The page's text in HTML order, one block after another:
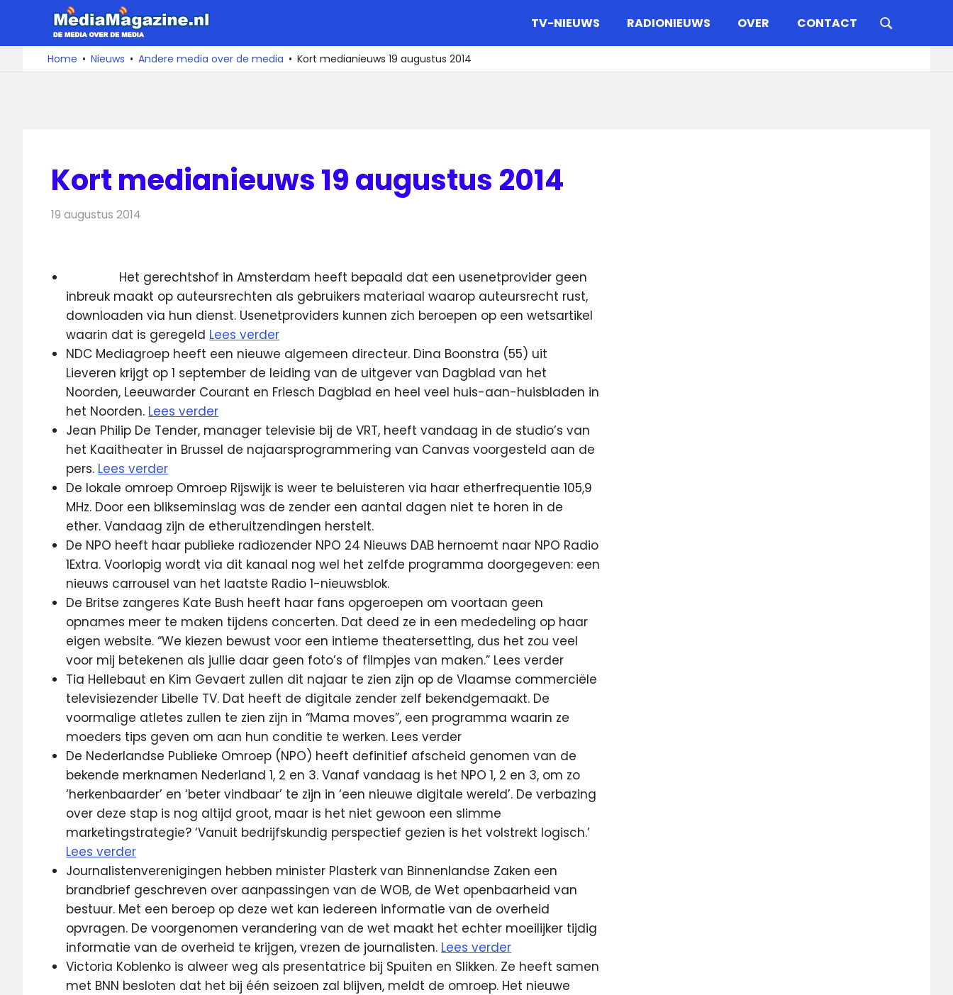
de
De
media
over
TV-NIEUWS RADIONIEUWS OVER CONTACT
Home Nieuws Andere media over de media Kort medianieuws 19 augustus 2014
Kort medianieuws 19 augustus 2014
19 augustus 2014
Het gerechtshof in Amsterdam heeft bepaald dat een usenetprovider geen
inbreuk maakt op auteursrechten als gebruikers materiaal waarop auteursrecht rust,
downloaden via hun dienst. Usenetproviders kunnen zich beroepen op een wetsartikel
waarin dat is geregeld Lees verder
NDC Mediagroep heeft een nieuwe algemeen directeur. Dina Boonstra (55) uit
Lieveren krijgt op 1 september de leiding van de uitgever van Dagblad van het
Noorden, Leeuwarder Courant en Friesch Dagblad en heel veel huis-aan-huisbladen in
het Noorden. Lees verder
Jean Philip De Tender, manager televisie bij de VRT, heeft vandaag in de studio’s van
het Kaaitheater in Brussel de najaarsprogrammering van Canvas voorgesteld aan de
pers. Lees verder
De lokale omroep Omroep Rijswijk is weer te beluisteren via haar etherfrequentie 105,9
MHz. Door een blikseminslag was de zender een aantal dagen niet te horen in de
ether. Vandaag zijn de etheruitzendingen herstelt.
De NPO heeft haar publieke radiozender NPO 24 Nieuws DAB hernoemt naar NPO Radio
1Extra. Voorlopig wordt via dit kanaal nog wel het zelfde programma doorgegeven: een
nieuws carrousel van het laatste Radio 1-nieuwsblok.
De Britse zangeres Kate Bush heeft haar fans opgeroepen om voortaan geen
opnames meer te maken tijdens concerten. Dat deed ze in een mededeling op haar
eigen website. “We kiezen bewust voor een intieme theatersetting, dus het zou veel
voor mij betekenen als jullie daar geen foto’s of filmpjes van maken.” Lees verder
Tia Hellebaut en Kim Gevaert zullen dit najaar te zien zijn op de Vlaamse commerciële
televisiezender Libelle TV. Dat heeft de digitale zender zelf bekendgemaakt. De
voormalige atletes zullen te zien zijn in “Mama moves”, een programma waarin ze
moeders tips geven om aan hun conditie te werken. Lees verder
De Nederlandse Publieke Omroep (NPO) heeft definitief afscheid genomen van de
bekende merknamen Nederland 1, 2 en 3. Vanaf vandaag is het NPO 1, 2 en 3, om zo
‘herkenbaarder’ en ‘beter vindbaar’ te zijn in ‘een nieuwe digitale wereld’. De verbazing
over deze stap is nog altijd groot, maar is het niet gewoon een slimme
marketingstrategie? ‘Vanuit bedrijfskundig perspectief gezien is het volstrekt logisch.’
Lees verder
Journalistenverenigingen hebben minister Plasterk van Binnenlandse Zaken een
brandbrief geschreven over aanpassingen van de WOB, de Wet openbaarheid van
bestuur. Met een beroep op deze wet kan iedereen informatie van de overheid
opvragen. De voorgenomen verandering van de wet maakt het echter moeilijker tijdig
informatie van de overheid te krijgen, vrezen de journalisten. Lees verder
Victoria Koblenko is alweer weg als presentatrice bij Spuiten en Slikken. Ze heeft samen
met BNN besloten dat het bij één seizoen zal blijven, meldt de omroep. Het nieuwe